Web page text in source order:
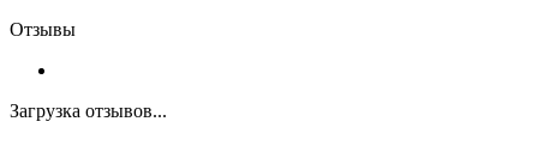
Отзывы
Загрузка отзывов...